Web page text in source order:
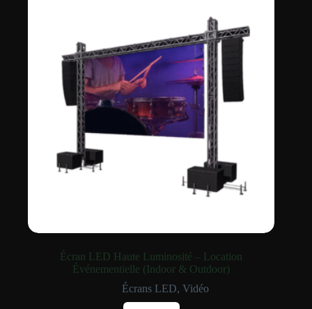
Écran LED Haute Luminosité – Location
Événementielle (Indoor & Outdoor)
Écrans LED, Vidéo